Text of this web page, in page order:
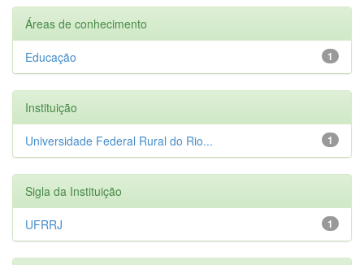
Áreas de conhecimento
1
Educação
Instituição
1
Universidade Federal Rural do Rio...
Sigla da Instituição
1
UFRRJ